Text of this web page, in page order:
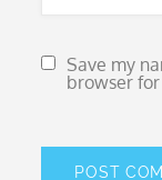
Save my
browser